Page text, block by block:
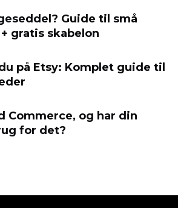
Guide til små
gratis skabelon
på Etsy: Komplet guide til
Commerce, og har din
for det?